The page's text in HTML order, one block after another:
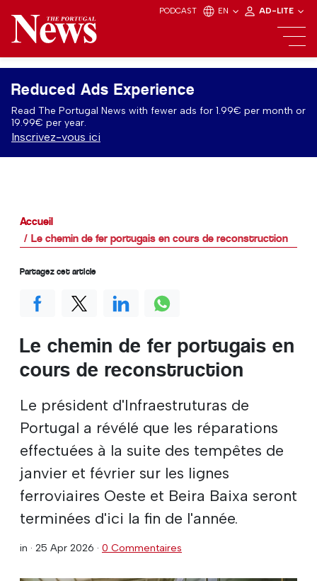
PODCAST EN AD-LITE
Reduced Ads Experience
Read The Portugal News with fewer ads for 1.99€ per month or
19.99€ per year.
Inscrivez-vous ici
Accueil
Le chemin de fer portugais en cours de reconstruction
Le chemin de fer portugais en
cours de reconstruction
Le président d'Infraestruturas de
Portugal a révélé que les réparations
effectuées à la suite des tempêtes de
janvier et février sur les lignes
ferroviaires Oeste et Beira Baixa seront
terminées d'ici la fin de l'année.
in · 25 Apr 2026 · 0 Commentaires
Partagez cet article